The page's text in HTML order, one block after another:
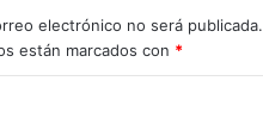
electrónico no será publicada.
están marcados con *